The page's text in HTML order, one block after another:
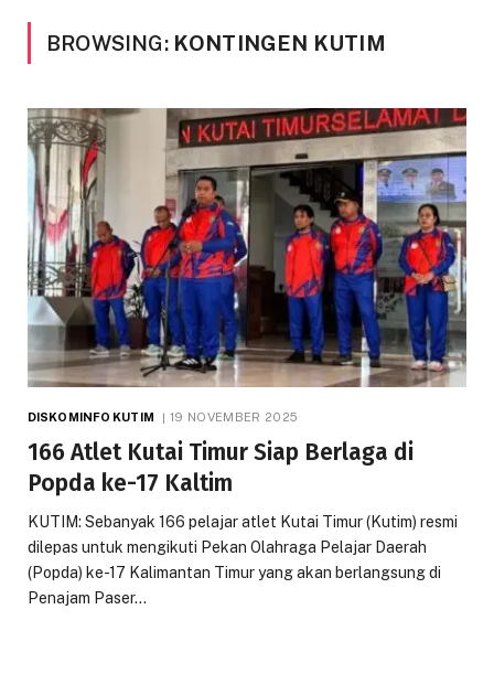
BROWSING: KONTINGEN KUTIM
DISKOMINFO KUTIM 19 NOVEMBER 2025
166 Atlet Kutai Timur Siap Berlaga di
Popda ke-17 Kaltim
KUTIM: Sebanyak 166 pelajar atlet Kutai Timur (Kutim) resmi
dilepas untuk mengikuti Pekan Olahraga Pelajar Daerah
(Popda) ke-17 Kalimantan Timur yang akan berlangsung di
Penajam Paser…